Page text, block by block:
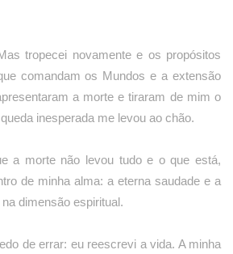
tropecei novamente e os propósitos
comandam os Mundos e a extensão
a morte e tiraram de mim o
inesperada me levou ao chão.
a morte não levou tudo e o que está,
de minha alma: a eterna saudade e a
dimensão espiritual.
de errar: eu reescrevi a vida. A minha